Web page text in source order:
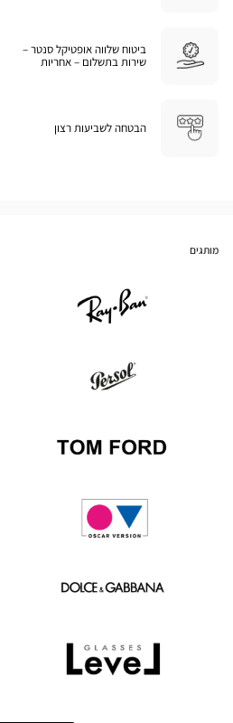
ביטוח שלווה אופטיקל סנטר –
שירות בתשלום – אחריות
הבטחה לשביעות רצון
מותגים